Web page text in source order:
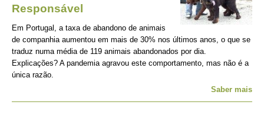
Responsável
Em Portugal, a taxa de abandono de animais
de companhia aumentou em mais de 30% nos últimos anos, o que se
traduz numa média de 119 animais abandonados por dia.
Explicações? A pandemia agravou este comportamento, mas não é a
única razão.
Saber mais